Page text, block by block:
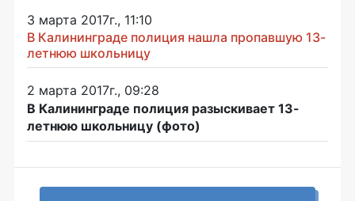
3 марта 2017г., 11:10
В Калининграде полиция нашла пропавшую 13-
летнюю школьницу
2 марта 2017г., 09:28
В Калининграде полиция разыскивает 13-
летнюю школьницу (фото)